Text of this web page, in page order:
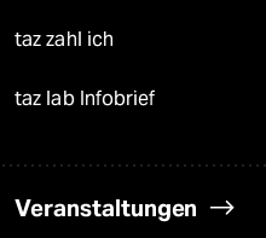
taz zahl ich
taz lab Infobrief
Veranstaltungen